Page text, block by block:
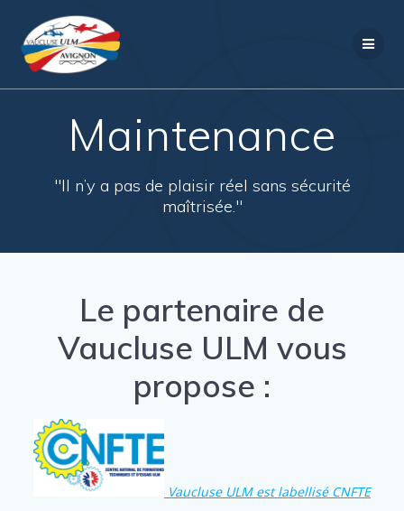
Maintenance
"Il n’y a pas de plaisir réel sans sécurité
maîtrisée."
Le partenaire de
Vaucluse ULM vous
propose :
Vaucluse ULM est labellisé CNFTE